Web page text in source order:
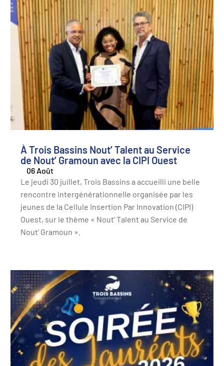
À Trois Bassins Nout’ Talent au Service
de Nout’ Gramoun avec la CIPI Ouest
06 Août
Le jeudi 30 juillet, Trois Bassins a accueilli une belle
rencontre intergénérationnelle organisée par les
jeunes de la Cellule Insertion Par Innovation (CIPI)
Ouest, sur le thème « Nout’ Talent au Service de
Nout’ Gramoun ».